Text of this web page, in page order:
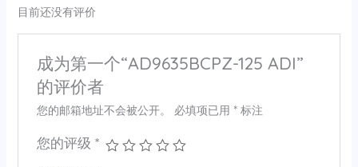
目前还没有评价
成为第一个“AD9635BCPZ-125 ADI”
的评价者
您的邮箱地址不会被公开。 必填项已用 *标注
您的评级 *